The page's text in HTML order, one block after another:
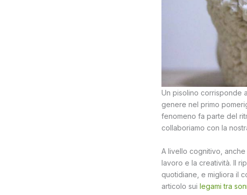
Un pisolino corrisponde
genere nel primo
fenomeno fa parte del
collaboriamo con la
A livello cognitivo, anche
lavoro e la creatività. Il
quotidiane, e migliora il
articolo sui legami tra